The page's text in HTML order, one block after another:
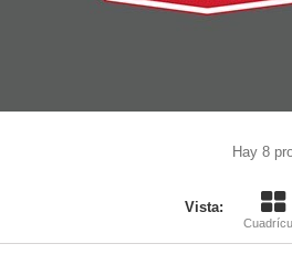
Hay 8
Vista: